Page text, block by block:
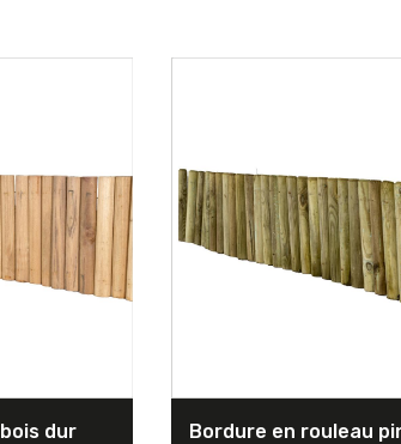
dur
Bordure en rouleau